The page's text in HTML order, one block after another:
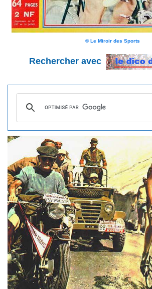
© Le Miroir des Sports
Rechercher avec